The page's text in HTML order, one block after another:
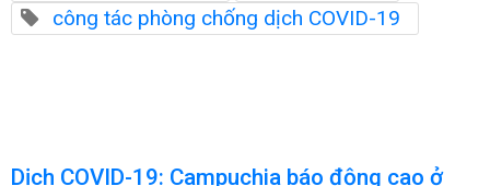
công tác phòng chống dịch COVID-19
Dịch COVID-19: Campuchia báo động cao ở